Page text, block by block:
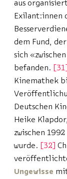
aus
Exilant:innen
dem Fund,
sich
befanden.
31
Kinemathek
Deutschen
Heike
zwischen
wurde.
32
Ungewisse